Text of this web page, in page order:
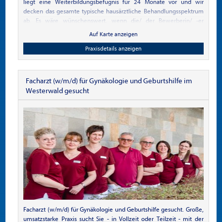
wohnen und die Vorzüge einer zeitgemäßen Architektur mit einer
unvergleichlichen Naturkulisse zu vereinen. Genießen Sie jeden
sich von der hohen Lebensqualität und dem Komfort dieses
exklusiven Wohnprojekts begeistern.
liegt eine Weiterbildungsbefugnis für 24 Monate vor und wir
decken das gesamte typische hausärztliche Behandlungsspektrum
ab. Es wäre wünschenswert, wenn die/ der Bewerberin/ -er
Interesse daran hätte, nach vollendeter Facharztprüfung in die
Gemeinschaftspraxis mit einzusteigen. Wie sind zwei männliche
Allgemeinmediziner (54+44 Jahre alt) und legen großen Wert auf
ein gutes Betriebsklima und Kommunikation. Der Ort Hude liegt in
gut zu erreichen, auch wenn man seinen Wohnsitz gerne in einer
Großstadt behalten möchte (so praktizieren wir es auch).
Auf Karte anzeigen
Praxisdetails anzeigen
Facharzt (w/m/d) für Gynäkologie und Geburtshilfe im
Westerwald gesucht
Facharzt (w/m/d) für Gynäkologie und Geburtshilfe gesucht. Große,
umsatzstarke Praxis sucht Sie - in Vollzeit oder Teilzeit - mit der